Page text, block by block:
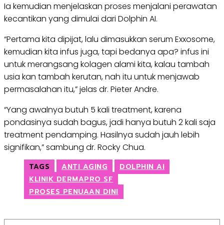
Ia kemudian menjelaskan proses menjalani perawatan
kecantikan yang dimulai dari Dolphin AI.
“Pertama kita dipijat, lalu dimasukkan serum Exxosome,
kemudian kita infus juga, tapi bedanya apa? infus ini
untuk merangsang kolagen alami kita, kalau tambah
usia kan tambah kerutan, nah itu untuk menjawab
permasalahan itu,” jelas dr. Pieter Andre.
“Yang awalnya butuh 5 kali treatment, karena
pondasinya sudah bagus, jadi hanya butuh 2 kali saja
treatment pendamping. Hasilnya sudah jauh lebih
signifikan,” sambung dr. Rocky Chua.
TAGS ANTI AGING
DOLPHIN AI
KLINIK DERMAPRO SF
PROSES PENUAAN DINI